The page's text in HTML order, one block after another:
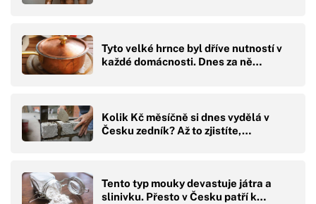
Tyto velké hrnce byl dříve nutností v
každé domácnosti. Dnes za ně…
Kolik Kč měsíčně si dnes vydělá v
Česku zedník? Až to zjistíte,…
Tento typ mouky devastuje játra a
slinivku. Přesto v Česku patří k…